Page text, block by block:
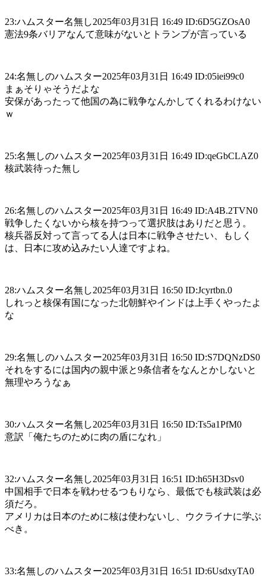
23:ハムスター名無し2025年03月31日 16:49 ID:6D5GZOsA0
憲法9条バリアなんて意味がないとトランプが言っている
24:名無しのハムスター2025年03月31日 16:49 ID:05iei99c0
まぁそりゃそうだよな
安保があったって他国の為に戦争なんかしてくれるわけない
ｗ
25:名無しのハムスター2025年03月31日 16:49 ID:qeGbCLAZ0
核武装待った無し
26:名無しのハムスター2025年03月31日 16:49 ID:A4B.2TVN0
戦争したくないから核を持つって選択肢はありだと思う。
核兵器反対って言ってる人は日本に戦争させたい、もしく
は、日本に攻め込みたい人達ですよね。
28:ハムスター名無し2025年03月31日 16:50 ID:Jcyrtbn.0
しれっと核保有国になった北朝鮮やインドは上手くやったよ
な
29:名無しのハムスター2025年03月31日 16:50 ID:S7DQNzDS0
それをするには国内の親中派と9条信者をなんとかしないと
無理やろうなぁ
30:ハムスター名無し2025年03月31日 16:50 ID:Ts5a1PfM0
意訳「俺たちのために肉の盾になれ」
32:ハムスター名無し2025年03月31日 16:51 ID:h65H3Dsv0
中国相手で日本を戦わせるつもりなら、最低でも核武装は必
須だろ。
アメリカは日本のために核は使わないし、ウクライナに学ぶ
べき。
33:名無しのハムスター2025年03月31日 16:51 ID:6UsdxyTA0